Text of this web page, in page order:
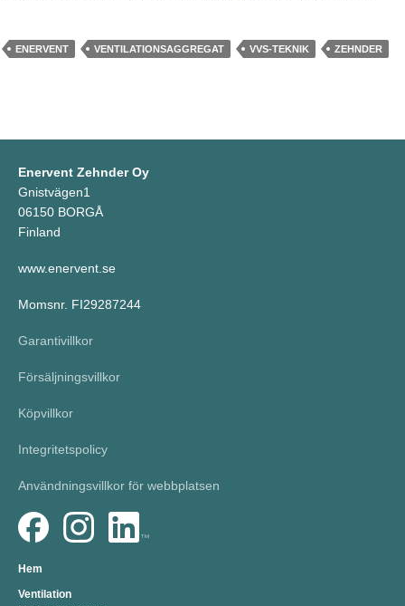
ENERVENT VENTILATIONSAGGREGAT VVS-TEKNIK ZEHNDER
Enervent Zehnder Oy
Gnistvägen1
06150 BORGÅ
Finland
www.enervent.se
Momsnr. FI29287244
Garantivillkor
Försäljningsvillkor
Köpvillkor
Integritetspolicy
Användningsvillkor för webbplatsen
Hem
Ventilation